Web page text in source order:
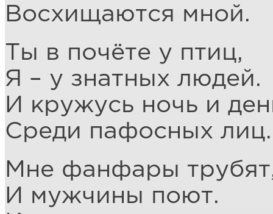
Восхищаются мной.
Ты в почёте у птиц,
Я – у знатных людей.
И кружусь ночь и
Среди пафосных лиц.
Мне фанфары
И мужчины поют.